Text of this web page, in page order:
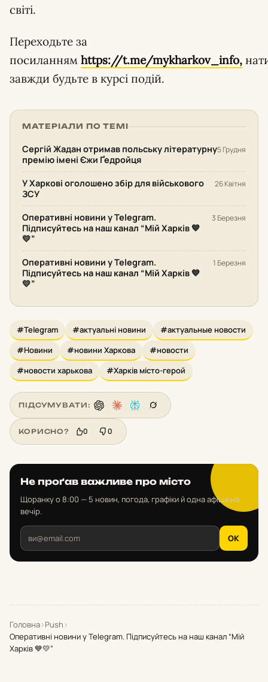
світі.
Переходьте за
посиланням https://t.me/mykharkov_info,
завжди будьте в курсі подій.
МАТЕРІАЛИ ПО ТЕМІ
Сергій Жадан отримав польську літературну
премію імені Єжи Ґедройця
5 Грудня
У Харкові оголошено збір для військового
ЗСУ
26 Квітня
Оперативні новини у Telegram.
Підписуйтесь на наш канал “Мій Харків 💙
💛”
3 Березня
Оперативні новини у Telegram.
Підписуйтесь на наш канал “Мій Харків 💙
💛”
1 Березня
#Telegram #актуальні новини
#актуальные новости
#Новини
#новини Харкова
#новости
#новости харькова
#Харків місто-герой
ПІДСУМУВАТИ:
КОРИСНО? 0 0
Не проґав важливе про місто
Щоранку о 8:00 — 5 новин, погода, графіки й одна афіша на
вечір.
OK
Головна›Push ›
Оперативні новини у Telegram. Підписуйтесь на наш канал “Мій
Харків 💙💛”